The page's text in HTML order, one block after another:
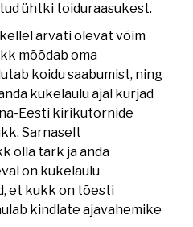
ühtki toiduraasukest.
arvati olevat võim
mõõdab oma
koidu saabumist, ning
kukelaulu ajal kurjad
Eesti kirikutornide
Sarnaselt
olla tark ja anda
on kukelaulu
et kukk on tõesti
kindlate ajavahemike